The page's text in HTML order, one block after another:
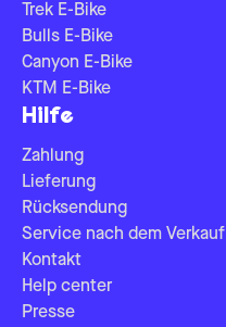
Trek E-Bike
Bulls E-Bike
Canyon E-Bike
KTM E-Bike
Hilfe
Zahlung
Lieferung
Rücksendung
Service nach dem Verkauf
Kontakt
Help center
Presse